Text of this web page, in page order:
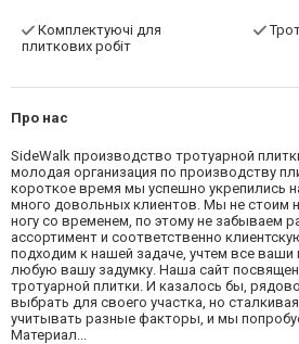
Комплектуючі для
плиткових робіт
Про нас
SideWalk производство тротуарной
молодая организация по производству
короткое время мы успешно укрепились
много довольных клиентов. Мы не стоим
ногу со временем, по этому не забываем
ассортимент и соответственно
подходим к нашей задаче, учтем все
любую вашу задумку. Наша сайт
тротуарной плитки. И казалось бы,
выбрать для своего участка, но
учитывать разные факторы, и мы
Материал...